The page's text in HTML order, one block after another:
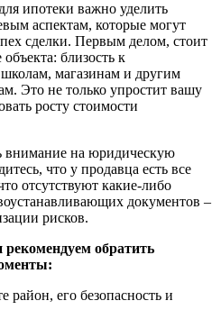
ипотеки важно уделить
аспектам, которые могут
сделки. Первым делом, стоит
близость к
магазинам и другим
Это не только упростит вашу
росту стоимости
внимание на юридическую
что у продавца есть все
отсутствуют какие-либо
документов –
рисков.
обратить
район, его безопасность и